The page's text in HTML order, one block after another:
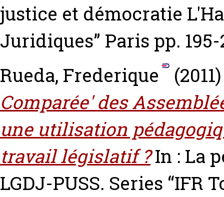
justice et démocratie
Juridiques” Paris pp. 195-
Rueda, Frederique
Comparée' des
une utilisation
travail législatif ?In : La
LGDJ-PUSS. Series “IFR